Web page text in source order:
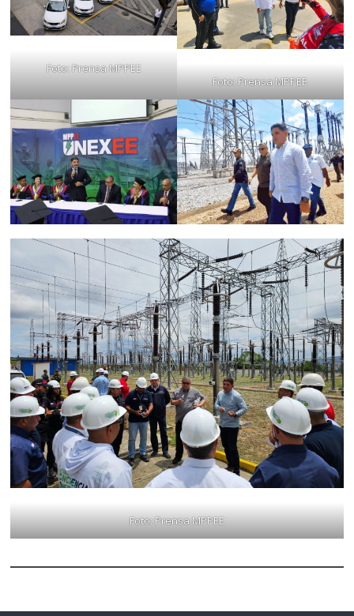
Foto: Prensa MPPEE
Foto: Prensa MPPEE
Foto: Prensa MPPEE